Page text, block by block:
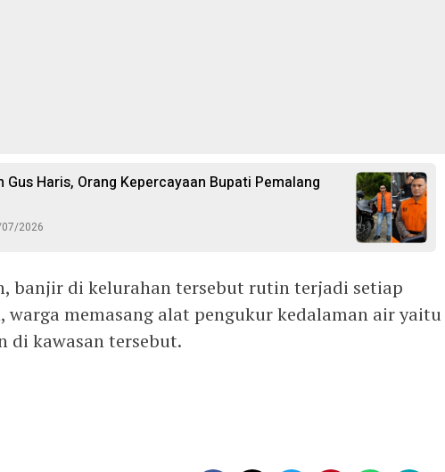
Gus Haris, Orang Kepercayaan Bupati Pemalang
2026
banjir di kelurahan tersebut rutin terjadi setiap
warga memasang alat pengukur kedalaman air yaitu
di kawasan tersebut.